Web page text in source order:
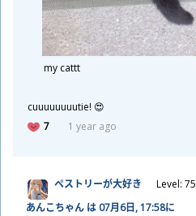
my cattt
cuuuuuuuutie! 😍
7
1 year ago
ペストリーが大好き
Level: 75
あんこちゃん は 07月6日, 17:58に